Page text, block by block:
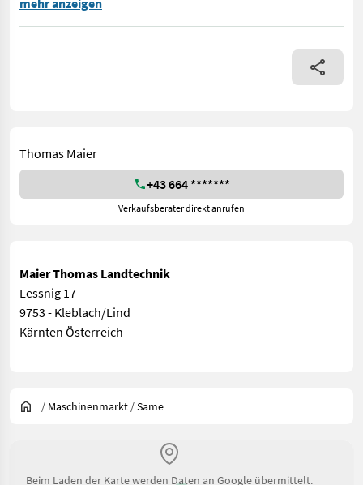
mehr anzeigen
Thomas Maier
+43 664 *******
Verkaufsberater direkt anrufen
Maier Thomas Landtechnik
Lessnig 17
9753 - Kleblach/Lind
Kärnten Österreich
/ Maschinenmarkt /Same
Beim Laden der Karte werden Daten an Google übermittelt.